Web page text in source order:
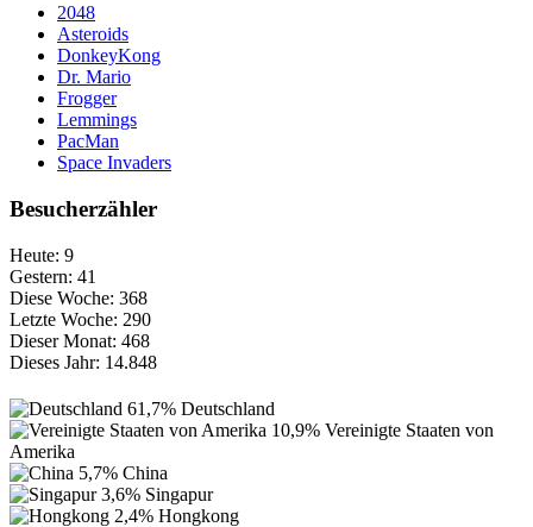
2048
Asteroids
DonkeyKong
Dr. Mario
Frogger
Lemmings
PacMan
Space Invaders
Besucherzähler
Heute: 9
Gestern: 41
Diese Woche: 368
Letzte Woche: 290
Dieser Monat: 468
Dieses Jahr: 14.848
61,7% Deutschland
10,9% Vereinigte Staaten von
Amerika
5,7% China
3,6% Singapur
2,4% Hongkong